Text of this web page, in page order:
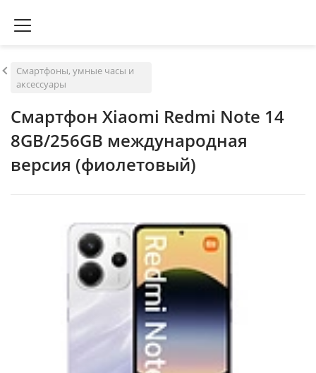
Смартфоны, умные часы и
аксессуары
Смартфон Xiaomi Redmi Note 14
8GB/256GB международная
версия (фиолетовый)